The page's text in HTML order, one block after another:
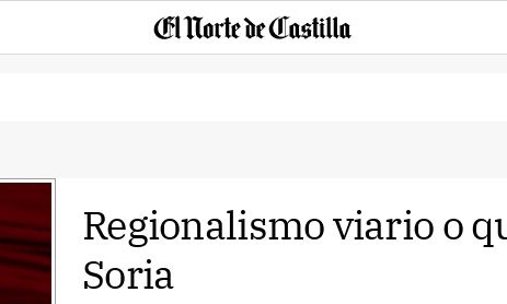
Regionalismo viario o
Soria